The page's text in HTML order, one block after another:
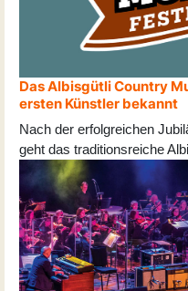
Das Albisgütli Country
ersten Künstler bekannt
Nach der erfolgreichen
geht das traditionsreiche